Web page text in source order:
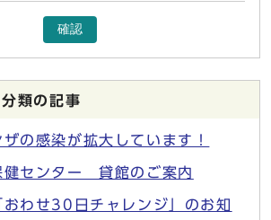
確認
類の記事
の感染が拡大しています！
健センター 貸館のご案内
おわせ30日チャレンジ」のお知